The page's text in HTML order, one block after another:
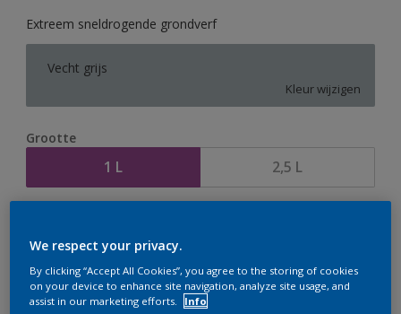
Extreem sneldrogende grondverf
Vecht grijs
Kleur wijzigen
Grootte
1 L 2,5 L
We respect your privacy.
By clicking “Accept All Cookies”, you agree to the storing of cookies
on your device to enhance site navigation, analyze site usage, and
assist in our marketing efforts.
Info